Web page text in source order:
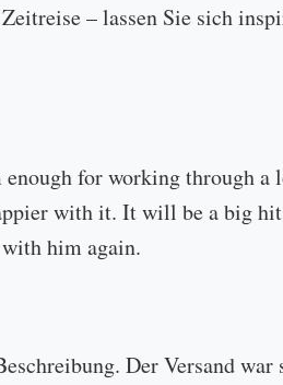
– lassen Sie sich
for working through
with it. It will be a big
him again.
Der Versand war